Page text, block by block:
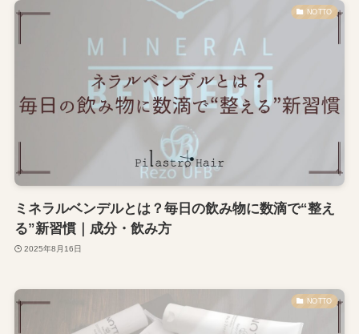
NOTTO
ミネラルベンデルとは？毎日の飲み物に数滴で“整え
る”新習慣｜成分・飲み方
2025年8月16日
NOTTO